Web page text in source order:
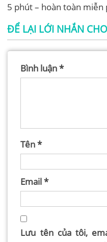
5 phút – hoàn toàn miễn
ĐỂ LẠI LỚI NHẮN
Bình luận*
Tên*
Email*
Lưu tên của tôi,